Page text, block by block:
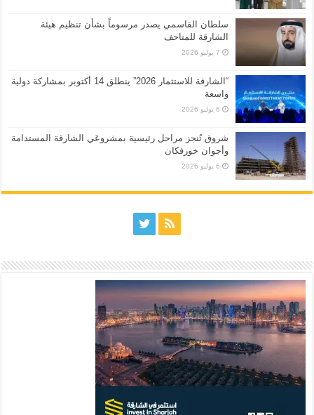
سلطان القاسمي يصدر مرسوماً بشأن تنظيم هيئة
الشارقة للمتاحف
7 يوليو 2026
“الشارقة للاستثمار 2026” ينطلق 14 أكتوبر بمشاركة دولية
واسعة
6 يوليو 2026
شروق تُنجز مراحل رئيسية بمشروعَي الشارقة المستدامة
وأجوان خورفكان
6 يوليو 2026